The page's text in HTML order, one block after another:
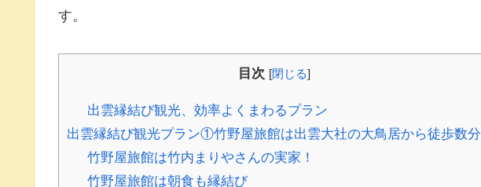
す。
目次 [閉じる]
出雲縁結び観光、効率よくまわるプラン
出雲縁結び観光プラン①竹野屋旅館は出雲大社の大鳥居から徒歩数分
竹野屋旅館は竹内まりやさんの実家！
竹野屋旅館は朝食も縁結び